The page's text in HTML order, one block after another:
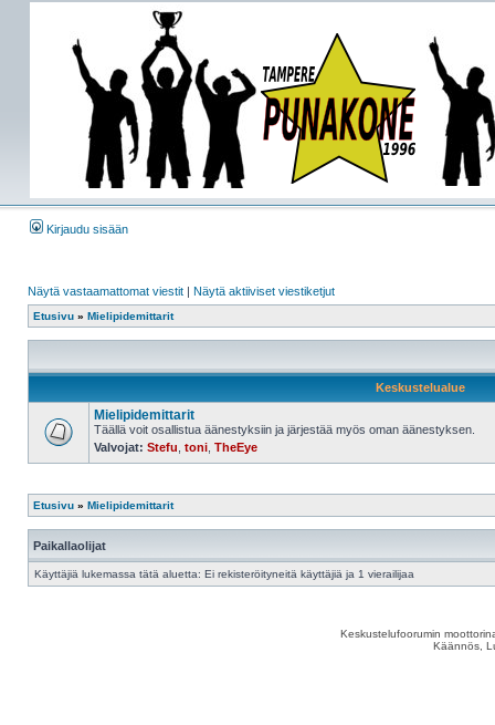
Kirjaudu sisään
Näytä vastaamattomat viestit | Näytä aktiiviset viestiketjut
Etusivu » Mielipidemittarit
Keskustelualue
Mielipidemittarit
Täällä voit osallistua äänestyksiin ja järjestää myös oman äänestyksen.
Valvojat: Stefu toni TheEye
Etusivu » Mielipidemittarit
Paikallaolijat
Käyttäjiä lukemassa tätä aluetta: Ei rekisteröityneitä käyttäjiä ja 1 vierailijaa
Keskustelufoorumin
Käännös,